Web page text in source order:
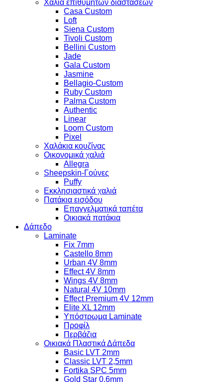
Χαλιά επιθυμητών διαστάσεων
Casa Custom
Loft
Siena Custom
Tivoli Custom
Bellini Custom
Jade
Gala Custom
Jasmine
Bellagio-Custom
Ruby Custom
Palma Custom
Authentic
Linear
Loom Custom
Pixel
Χαλάκια κουζίνας
Οικονομικά χαλιά
Allegra
Sheepskin-Γούνες
Puffy
Εκκλησιαστικά χαλιά
Πατάκια εισόδου
Επαγγελματικά ταπέτα
Οικιακά πατάκια
Δάπεδο
Laminate
Fix 7mm
Castello 8mm
Urban 4V 8mm
Effect 4V 8mm
Wings 4V 8mm
Natural 4V 10mm
Effect Premium 4V 12mm
Elite XL 12mm
Υπόστρωμα Laminate
Προφίλ
Περβάζια
Οικιακά Πλαστικά Δάπεδα
Basic LVT 2mm
Classic LVT 2,5mm
Fortika SPC 5mm
Gold Star 0,6mm